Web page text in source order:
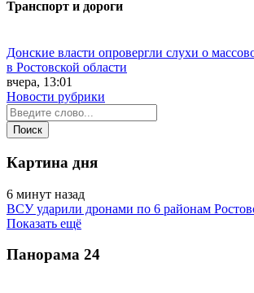
Транспорт и дороги
Донские власти опровергли слухи о
в Ростовской области
вчера, 13:01
Новости рубрики
Картина дня
6 минут назад
ВСУ ударили дронами по 6 районам
Показать ещё
Панорама 24